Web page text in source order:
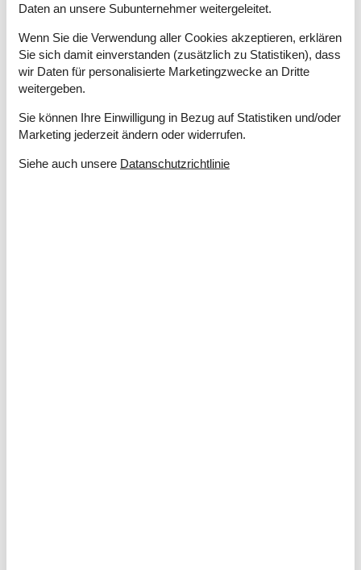
Anzahl Erwachsene inkl. 4-11 Jahre
Bebaute Fläche
89 m²
Ferienhaus
Gefrierkapazität (Anzahl Liter)
Holzofen
Jahr der Renovierung
2004
Waschmaschine
Wärmepumpe Luft zu Luft
Daten an unsere Subunternehmer weitergeleitet.
Wenn Sie die Verwendung aller Cookies akzeptieren, erklären
Sie sich damit einverstanden (zusätzlich zu Statistiken), dass
wir Daten für personalisierte Marketingzwecke an Dritte
weitergeben.
Sie können Ihre Einwilligung in Bezug auf Statistiken und/oder
Marketing jederzeit ändern oder widerrufen.
Siehe auch unsere Datanschutzrichtlinie